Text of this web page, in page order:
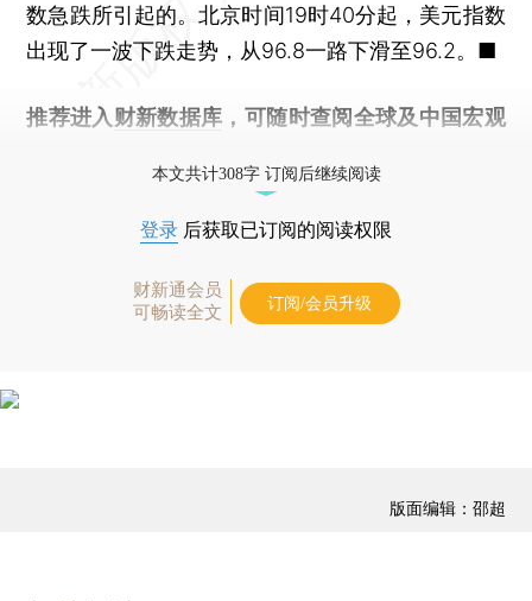
数急跌所引起的。北京时间19时40分起，美元指数
出现了一波下跌走势，从96.8一路下滑至96.2。■
推荐进入 财新数据库 ，可随时查阅全球及中国宏观
本文共计308字 订阅后继续阅读
登录 后获取已订阅的阅读权限
财新通会员
可畅读全文
订阅/会员升级
版面编辑：邵超